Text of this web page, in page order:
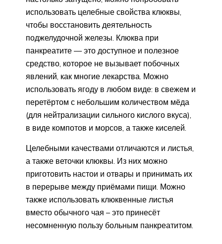
использовать целебные свойства клюквы,
чтобы восстановить деятельность
поджелудочной железы. Клюква при
панкреатите — это доступное и полезное
средство, которое не вызывает побочных
явлений, как многие лекарства. Можно
использовать ягоду в любом виде: в свежем и
перетёртом с небольшим количеством мёда
(для нейтрализации сильного кислого вкуса),
в виде компотов и морсов, а также киселей.
Целебными качествами отличаются и листья,
а также веточки клюквы. Из них можно
приготовить настои и отвары и принимать их
в перерыве между приёмами пищи. Можно
также использовать клюквенные листья
вместо обычного чая – это принесёт
несомненную пользу больным панкреатитом.